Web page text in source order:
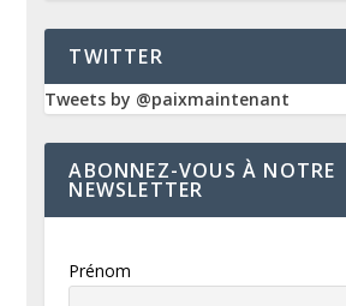
TWITTER
Tweets by @paixmaintenant
ABONNEZ-VOUS À NOTRE
NEWSLETTER
Prénom